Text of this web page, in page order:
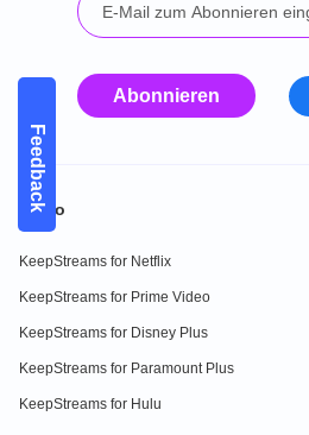
Feedback
Abonnieren
Video
KeepStreams for Netflix
KeepStreams for Prime Video
KeepStreams for Disney Plus
KeepStreams for Paramount Plus
KeepStreams for Hulu